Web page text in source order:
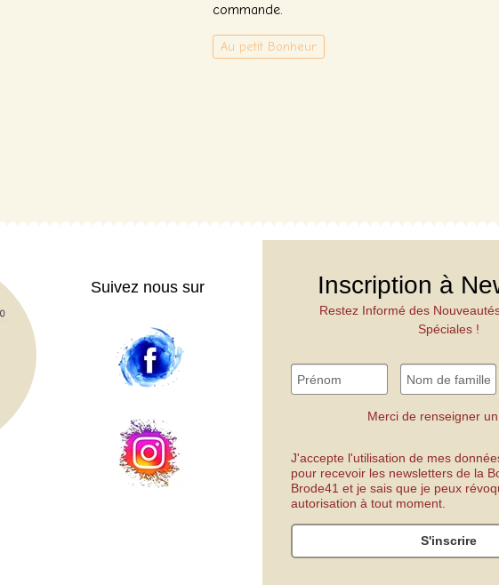
commande.
Au petit Bonheur
Suivez nous sur Inscription à
Restez Informé des
Spéciales !
Merci de renseigner
J'accepte l'utilisation de mes
pour recevoir les newsletters de la
Brode41 et je sais que je peux
autorisation à tout moment.
S'inscrire